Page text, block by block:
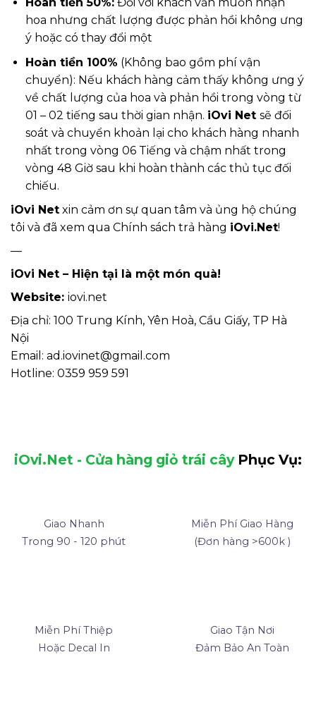
hoa nhưng chất lượng được phản hồi không ưng
ý hoặc có thay đổi một
Hoàn tiền 100% (Không bao gồm phí vận
chuyển): Nếu khách hàng cảm thấy không ưng ý
về chất lượng của hoa và phản hồi trong vòng từ
01 – 02 tiếng sau thời gian nhận. iOvi Net sẽ đối
soát và chuyển khoản lại cho khách hàng nhanh
nhất trong vòng 06 Tiếng và chậm nhất trong
vòng 48 Giờ sau khi hoàn thành các thủ tục đối
chiếu.
iOvi Net xin cảm ơn sự quan tâm và ủng hộ chúng
tôi và đã xem qua Chính sách trả hàng iOvi.Net!
—
iOvi Net – Hiện tại là một món quà!
Website: iovi.net
Địa chỉ: 100 Trung Kính, Yên Hoà, Cầu Giấy, TP Hà
Nội
Email: ad.iovinet@gmail.com
Hotline: 0359 959 591
iOvi.Net - Cửa hàng giỏ trái câyPhục Vụ:
Giao Nhanh
Trong 90 - 120 phút
Miễn Phí Giao Hàng
(Đơn hàng >600k )
Miễn Phí Thiệp
Hoặc Decal In
Giao Tận Nơi
Đảm Bảo An Toàn